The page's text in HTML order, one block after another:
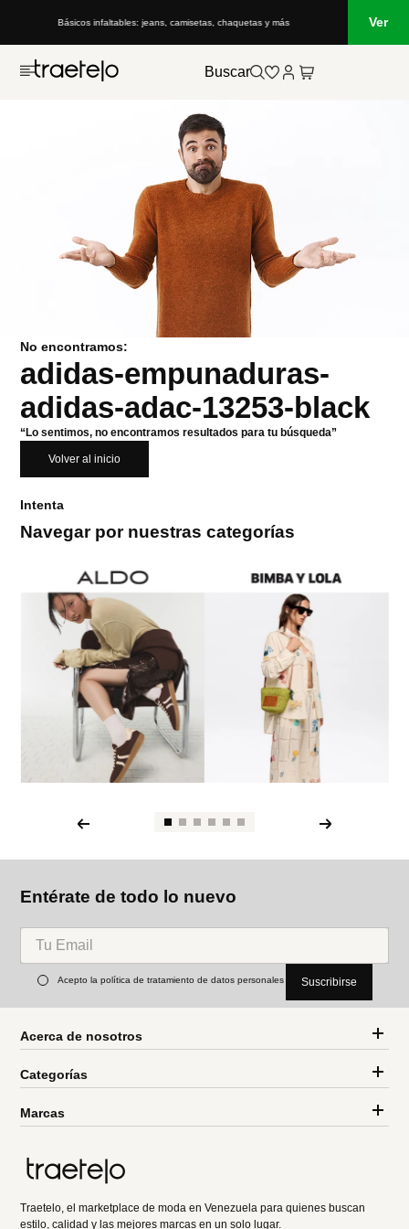
Básicos infaltables: jeans, camisetas, chaquetas y más Ver
Buscar
No encontramos:
adidas-empunaduras-
adidas-adac-13253-black
“Lo sentimos, no encontramos resultados para tu búsqueda”
Volver al inicio
Intenta
Navegar por nuestras categorías
Entérate de todo lo nuevo
Acepto la política de tratamiento de datos personales Suscribirse
Acerca de nosotros
Categorías
Marcas
Traetelo, el marketplace de moda en Venezuela para quienes buscan
estilo, calidad y las mejores marcas en un solo lugar.